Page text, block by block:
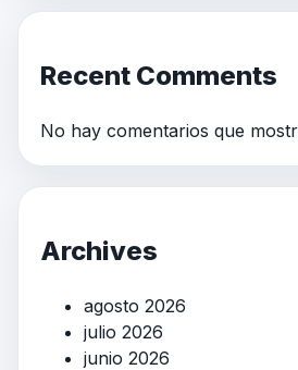
Recent Comments
No hay comentarios que
Archives
agosto 2026
julio 2026
junio 2026